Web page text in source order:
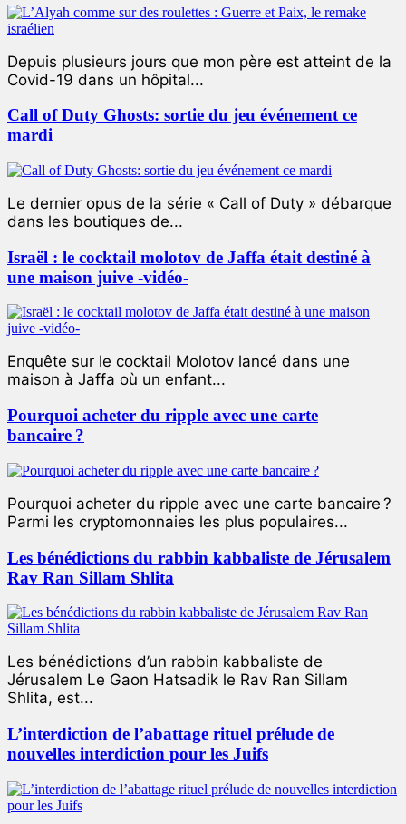
Depuis plusieurs jours que mon père est atteint de la
Covid-19 dans un hôpital...
Call of Duty Ghosts: sortie du jeu événement ce
mardi
Le dernier opus de la série « Call of Duty » débarque
dans les boutiques de...
Israël : le cocktail molotov de Jaffa était destiné à
une maison juive -vidéo-
Enquête sur le cocktail Molotov lancé dans une
maison à Jaffa où un enfant...
Pourquoi acheter du ripple avec une carte
bancaire ?
Pourquoi acheter du ripple avec une carte bancaire ?
Parmi les cryptomonnaies les plus populaires...
Les bénédictions du rabbin kabbaliste de Jérusalem
Rav Ran Sillam Shlita
Les bénédictions d’un rabbin kabbaliste de
Jérusalem Le Gaon Hatsadik le Rav Ran Sillam
Shlita, est...
L’interdiction de l’abattage rituel prélude de
nouvelles interdiction pour les Juifs